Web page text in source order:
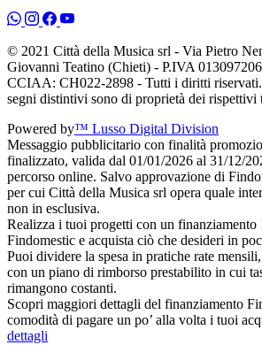
© 2021 Città della Musica srl - Via Pietro
Giovanni Teatino (Chieti) - P.IVA
CCIAA: CH022-2898 - Tutti i diritti
segni distintivi sono di proprietà dei rispettivi
Powered by™ Lusso Digital Division
Messaggio pubblicitario con finalità
finalizzato, valida dal 01/01/2026 al 31/12/
percorso online. Salvo approvazione di
per cui Città della Musica srl opera quale
non in esclusiva.
Realizza i tuoi progetti con un finanziamento
Findomestic e acquista ciò che desideri in
Puoi dividere la spesa in pratiche rate
con un piano di rimborso prestabilito in cui
rimangono costanti.
Scopri maggiori dettagli del finanziamento
comodità di pagare un po’ alla volta i tuoi
dettagli